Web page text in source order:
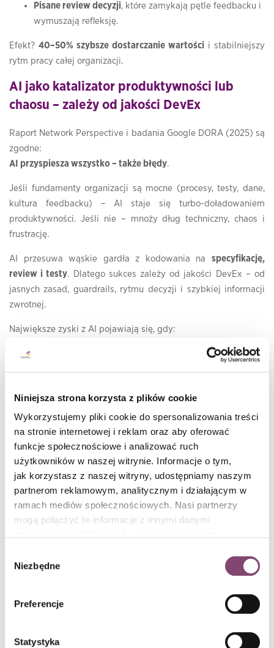
Niniejsza strona korzysta z plików cookie
Wykorzystujemy pliki cookie do spersonalizowania treści
na stronie internetowej i reklam oraz aby oferować
funkcje społecznościowe i analizować ruch
użytkowników w naszej witrynie. Informacje o tym,
jak korzystasz z naszej witryny, udostępniamy naszym
partnerom reklamowym, analitycznym i działającym w
ramach mediów społecznościowych. Nasi partnerzy
mogą połączyć te informacje z innymi danymi
polityce cookies
zgody
Niezbędne
Preferencje
Statystyka
Pisane review decyzji, które zamykają pętle feedbacku i
wymuszają refleksję.
Efekt? 40–50% szybsze dostarczanie wartości i stabilniejszy
rytm pracy całej organizacji.
AI jako katalizator produktywności lub
chaosu – zależy od jakości DevEx
Raport Network Perspective i badania Google DORA (2025) są
zgodne:
AI przyspiesza wszystko – także błędy.
Jeśli fundamenty organizacji są mocne (procesy, testy, dane,
kultura feedbacku) – AI staje się turbo-doładowaniem
produktywności. Jeśli nie – mnoży dług techniczny, chaos i
frustrację.
AI przesuwa wąskie gardła z kodowania na specyfikację,
review i testy. Dlatego sukces zależy od jakości DevEx – od
jasnych zasad, guardrails, rytmu decyzji i szybkiej informacji
zwrotnej.
Największe zyski z AI pojawiają się, gdy:
– Zespoły mają stabilne procesy i dane,
– AI wspiera ludzi w pracy głębokiej, a nie ją zastępuje,
– Liderzy mierzątempo i stabilność, a nie tylko ilość kodu.
Jak mówi jeden z CTO cytowanych w raporcie:
„Maszyna pisze kod błyskawicznie, ale tylko jeśli
praktyczny model rozwoju